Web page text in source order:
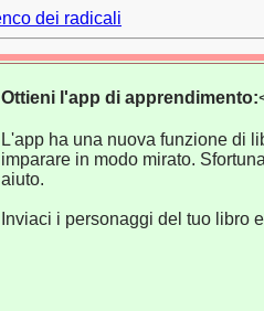
dei radicali
Ottieni l'app di apprendimento:
L'app ha una nuova funzione di
imparare in modo mirato.
aiuto.
Inviaci i personaggi del tuo libro